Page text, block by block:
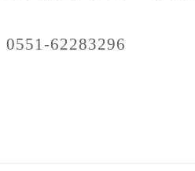
0551-62283296